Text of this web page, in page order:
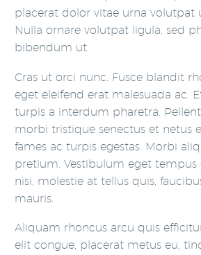
placerat dolor vitae urna volutpat
Nulla ornare volutpat ligula, sed
bibendum ut.
Cras ut orci nunc. Fusce blandit
eget eleifend erat malesuada ac.
turpis a interdum pharetra.
morbi tristique senectus et netus
fames ac turpis egestas. Morbi
pretium. Vestibulum eget tempus
nisi, molestie at tellus quis,
mauris.
Aliquam rhoncus arcu quis
elit congue, placerat metus eu,